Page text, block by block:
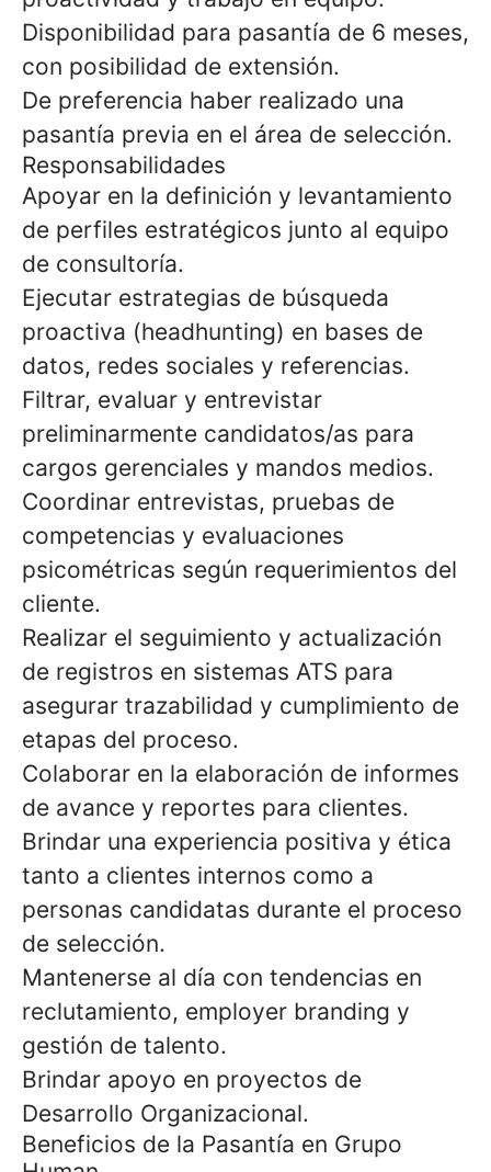
Disponibilidad para pasantía de 6 meses,
con posibilidad de extensión.
De preferencia haber realizado una
pasantía previa en el área de selección.
Responsabilidades
Apoyar en la definición y levantamiento
de perfiles estratégicos junto al equipo
de consultoría.
Ejecutar estrategias de búsqueda
proactiva (headhunting) en bases de
datos, redes sociales y referencias.
Filtrar, evaluar y entrevistar
preliminarmente candidatos/as para
cargos gerenciales y mandos medios.
Coordinar entrevistas, pruebas de
competencias y evaluaciones
psicométricas según requerimientos del
cliente.
Realizar el seguimiento y actualización
de registros en sistemas ATS para
asegurar trazabilidad y cumplimiento de
etapas del proceso.
Colaborar en la elaboración de informes
de avance y reportes para clientes.
Brindar una experiencia positiva y ética
tanto a clientes internos como a
personas candidatas durante el proceso
de selección.
Mantenerse al día con tendencias en
reclutamiento, employer branding y
gestión de talento.
Brindar apoyo en proyectos de
Desarrollo Organizacional.
Beneficios de la Pasantía en Grupo